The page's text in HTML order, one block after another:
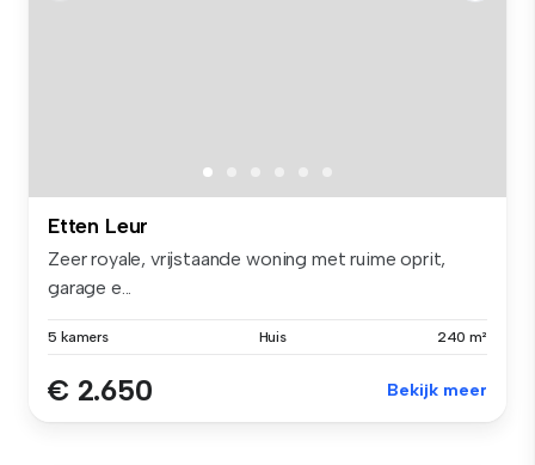
Etten Leur
Zeer royale, vrijstaande woning met ruime oprit,
garage e...
5 kamers Huis 240 m²
€ 2.650 Bekijk meer